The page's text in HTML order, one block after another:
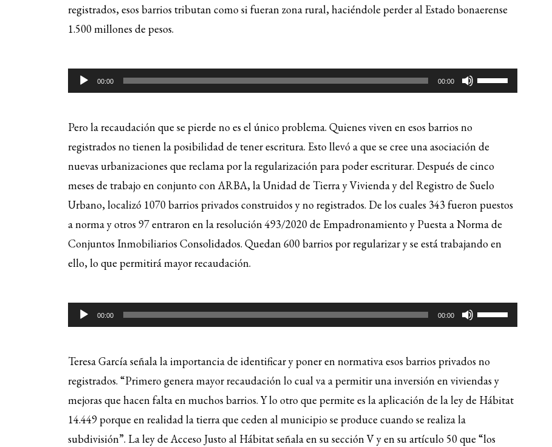
registrados, esos barrios tributan como si fueran zona rural, haciéndole perder al Estado bonaerense
1.500 millones de pesos.
Reproductor
de
00:00 00:00
Utiliza
las
flecha
arriba/abajo
para
aumentar
o
disminuir
Pero la recaudación que se pierde no es el único problema. Quienes viven en esos barrios no
registrados no tienen la posibilidad de tener escritura. Esto llevó a que se cree una asociación de
nuevas urbanizaciones que reclama por la regularización para poder escriturar. Después de cinco
meses de trabajo en conjunto con ARBA, la Unidad de Tierra y Vivienda y del Registro de Suelo
Urbano, localizó 1070 barrios privados construidos y no registrados. De los cuales 343 fueron puestos
a norma y otros 97 entraron en la resolución 493/2020 de Empadronamiento y Puesta a Norma de
Conjuntos Inmobiliarios Consolidados. Quedan 600 barrios por regularizar y se está trabajando en
ello, lo que permitirá mayor recaudación.
Reproductor
de
00:00 00:00
Utiliza
las
de
flecha
arriba/abajo
aumentar
Teresa García señala la importancia de identificar y poner en normativa esos barrios privados no
registrados. “Primero genera mayor recaudación lo cual va a permitir una inversión en viviendas y
mejoras que hacen falta en muchos barrios. Y lo otro que permite es la aplicación de la ley de Hábitat
14.449 porque en realidad la tierra que ceden al municipio se produce cuando se realiza la
subdivisión”. La ley de Acceso Justo al Hábitat señala en su sección V y en su artículo 50 que “los